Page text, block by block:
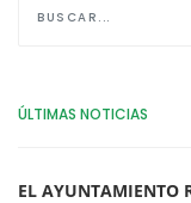
ÚLTIMAS NOTICIAS
EL AYUNTAMIENTO